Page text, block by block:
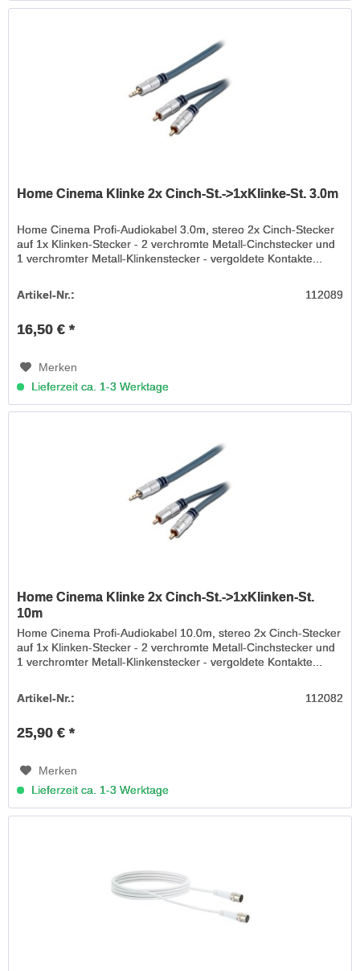
Home Cinema Klinke 2x Cinch-St.->1xKlinke-St. 3.0m
Home Cinema Profi-Audiokabel 3.0m, stereo 2x Cinch-Stecker
auf 1x Klinken-Stecker - 2 verchromte Metall-Cinchstecker und
1 verchromter Metall-Klinkenstecker - vergoldete Kontakte...
Artikel-Nr.: 112089
16,50 € *
Merken
Lieferzeit ca. 1-3 Werktage
Home Cinema Klinke 2x Cinch-St.->1xKlinken-St.
10m
Home Cinema Profi-Audiokabel 10.0m, stereo 2x Cinch-Stecker
auf 1x Klinken-Stecker - 2 verchromte Metall-Cinchstecker und
1 verchromter Metall-Klinkenstecker - vergoldete Kontakte...
Artikel-Nr.: 112082
25,90 € *
Merken
Lieferzeit ca. 1-3 Werktage